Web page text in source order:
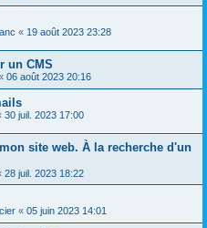
« 19 août 2023 23:28
un CMS
06 août 2023 20:16
30 juil. 2023 17:00
site web. À la recherche d'un
28 juil. 2023 18:22
« 05 juin 2023 14:01